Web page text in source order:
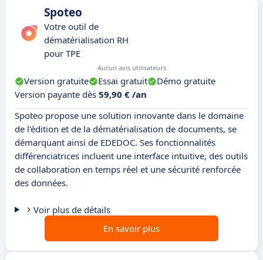
Spoteo
Votre outil de
dématérialisation RH
pour TPE
Aucun avis utilisateurs
Version gratuite Essai gratuit
Démo gratuite
Version payante dès 59,90 € /an
Spoteo propose une solution innovante dans le domaine
de l'édition et de la dématérialisation de documents, se
démarquant ainsi de EDEDOC. Ses fonctionnalités
différenciatrices incluent une interface intuitive, des outils
de collaboration en temps réel et une sécurité renforcée
des données.
Voir plus de détails
En savoir plus